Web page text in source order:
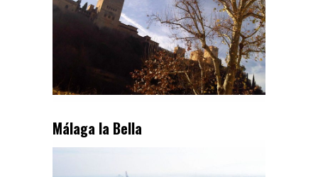
Málaga la Bella